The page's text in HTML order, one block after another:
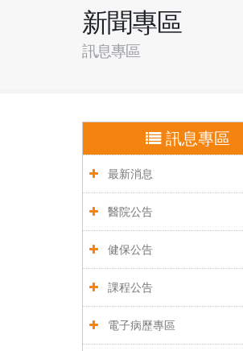
新聞專區
訊息專區
訊息專區
最新消息
醫院公告
健保公告
課程公告
電子病歷專區